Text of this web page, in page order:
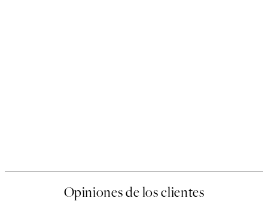
Opiniones de los clientes